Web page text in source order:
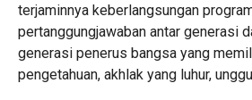
terjaminnya keberlangsungan
pertanggungjawaban antar generasi
generasi penerus bangsa yang
pengetahuan, akhlak yang luhur,